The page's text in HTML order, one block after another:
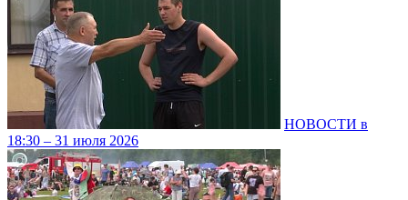
НОВОСТИ в
18:30 – 31 июля 2026